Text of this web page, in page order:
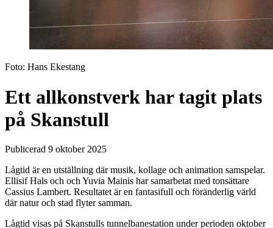
Foto: Hans Ekestang
Ett allkonstverk har tagit plats
på Skanstull
Publicerad 9 oktober 2025
Lågtid är en utställning där musik, kollage och animation samspelar.
Ellisif Hals och och Yuvia Mainis har samarbetat med tonsättare
Cassius Lambert. Resultatet är en fantasifull och föränderlig värld
där natur och stad flyter samman.
Lågtid visas på Skanstulls tunnelbanestation under perioden oktober